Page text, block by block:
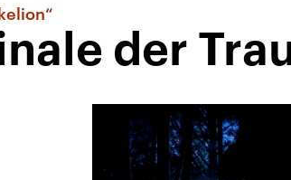
der